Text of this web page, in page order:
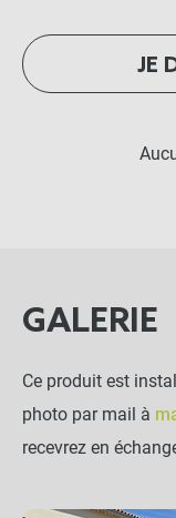
JE
GALERIE
Ce produit est
photo par mail à
recevrez en